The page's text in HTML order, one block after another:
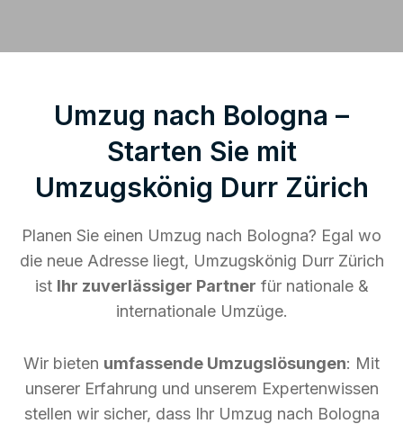
Umzug nach Bologna –
Starten Sie mit
Umzugskönig Durr Zürich
Planen Sie einen Umzug nach Bologna? Egal wo
die neue Adresse liegt, Umzugskönig Durr Zürich
ist Ihr zuverlässiger Partner für nationale &
internationale Umzüge.
Wir bieten umfassende Umzugslösungen: Mit
unserer Erfahrung und unserem Expertenwissen
stellen wir sicher, dass Ihr Umzug nach Bologna